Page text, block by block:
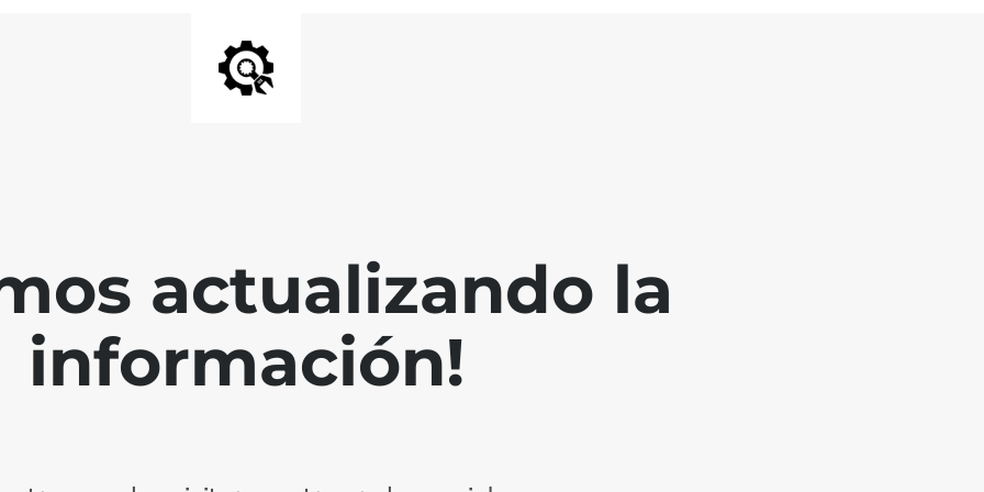
actualizando la
información!